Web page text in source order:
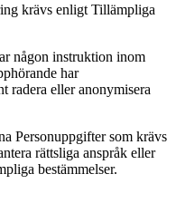
krävs enligt Tillämpliga
någon instruktion inom
har
radera eller anonymisera
Personuppgifter som krävs
rättsliga anspråk eller
bestämmelser.